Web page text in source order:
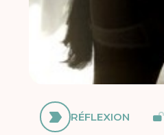
RÉFLEXION